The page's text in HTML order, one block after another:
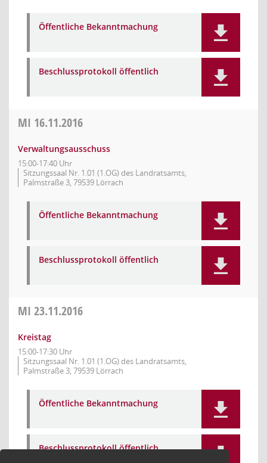
Öffentliche Bekanntmachung
Beschlussprotokoll öffentlich
MI 16.11.2016
Verwaltungsausschuss
15:00-17:40 Uhr
Sitzungssaal Nr. 1.01 (1.OG) des Landratsamts,
Palmstraße 3, 79539 Lörrach
Öffentliche Bekanntmachung
Beschlussprotokoll öffentlich
MI 23.11.2016
Kreistag
15:00-17:30 Uhr
Sitzungssaal Nr. 1.01 (1.OG) des Landratsamts,
Palmstraße 3, 79539 Lörrach
Öffentliche Bekanntmachung
Beschlussprotokoll öffentlich